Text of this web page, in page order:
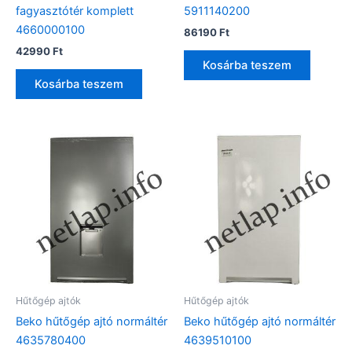
fagyasztótér komplett
4660000100
42990Ft
Kosárba teszem
5911140200
86190Ft
Kosárba teszem
Hűtőgép ajtók
Beko hűtőgép ajtó normáltér
4635780400
Hűtőgép ajtók
Beko hűtőgép ajtó normáltér
4639510100